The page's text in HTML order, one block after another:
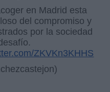
en Madrid esta
del compromiso y
por la sociedad
ZKVKn3KHHS